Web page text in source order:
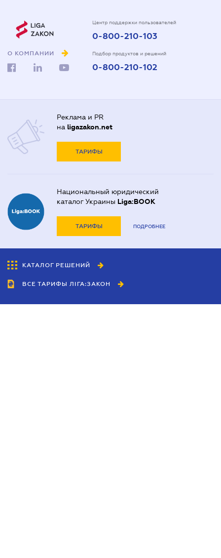
О КОМПАНИИ
Центр поддержки пользователей
0-800-210-103
Подбор продуктов и решений
0-800-210-102
Реклама и PR
на ligazakon.net
ТАРИФЫ
Национальный юридический
каталог Украины Liga:BOOK
ТАРИФЫ ПОДРОБНЕЕ
КАТАЛОГ РЕШЕНИЙ
ВСЕ ТАРИФЫ ЛІГА:ЗАКОН